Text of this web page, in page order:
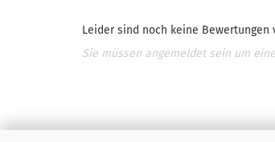
Leider sind noch keine
Sie müssen angemeldet sein um